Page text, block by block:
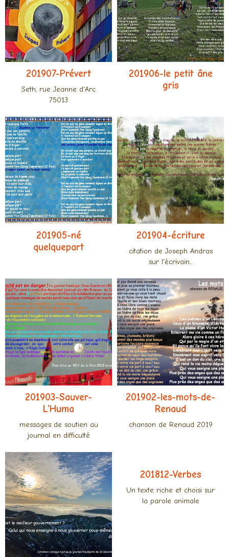
201907-Prévert
Seth, rue Jeanne d'Arc
75013
201906-le petit âne
gris
201905-né
quelquepart
201904-écriture
citation de Joseph Andras
sur l'écrivain...
201903-Sauver-
L'Huma
messages de soutien au
journal en difficulté
201902-les-mots-de-
Renaud
chanson de Renaud 2019